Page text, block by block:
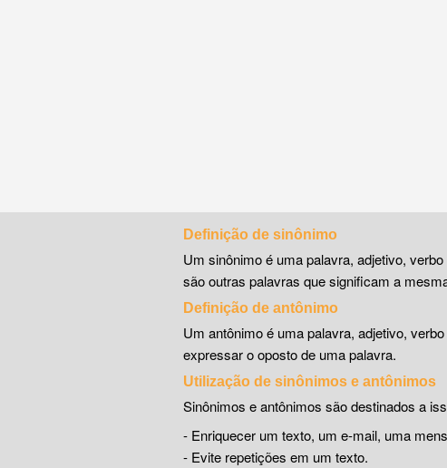
Definição de sinônimo
Um sinônimo é uma palavra, adjetivo,
são outras palavras que significam a
Definição de antônimo
Um antônimo é uma palavra, adjetivo,
expressar o oposto de uma palavra.
Utilização de sinônimos e antônimos
Sinônimos e antônimos são destinados a
- Enriquecer um texto, um e-mail, uma
- Evite repetições em um texto.